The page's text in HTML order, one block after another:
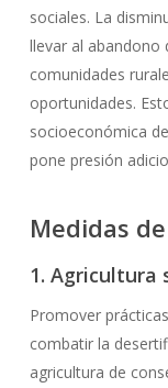
sociales. La
llevar al abandono
comunidades
oportunidades.
socioeconómica
pone presión
Medidas
1. Agricultura
Promover
combatir la
agricultura de